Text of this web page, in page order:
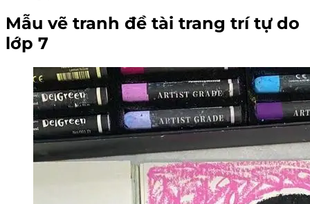
Mẫu vẽ tranh đề tài trang trí tự do
lớp 7